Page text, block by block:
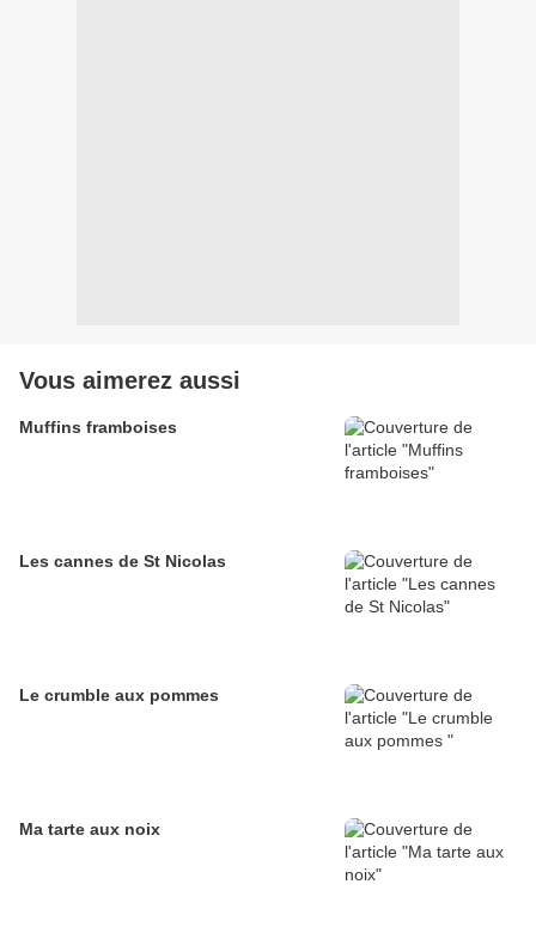
Vous aimerez aussi
Muffins framboises
Les cannes de St Nicolas
Le crumble aux pommes
Ma tarte aux noix